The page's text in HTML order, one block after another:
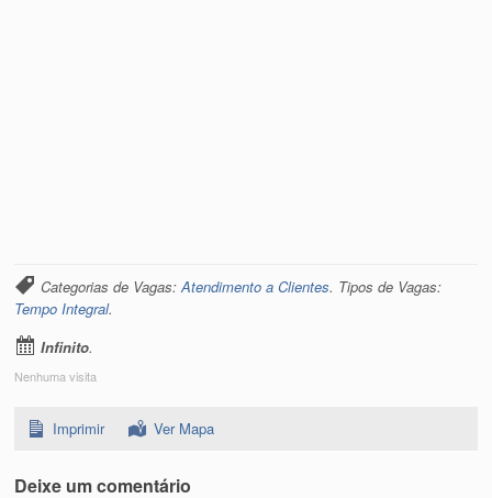
Categorias de Vagas:Atendimento a Clientes. Tipos de Vagas:
Tempo Integral.
Infinito.
Nenhuma visita
Imprimir Ver Mapa
Deixe um comentário